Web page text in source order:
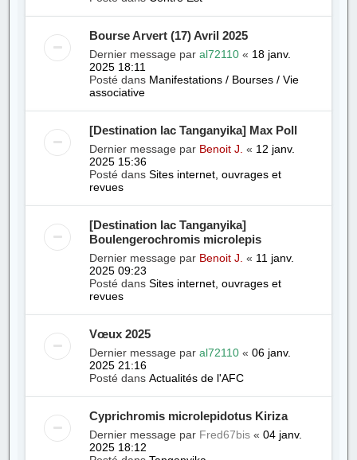
Bourse Arvert (17) Avril 2025
Dernier message paral72110 « 18 janv.
2025 18:11
Posté dans Manifestations / Bourses / Vie
associative
[Destination lac Tanganyika] Max Poll
Dernier message par Benoit J. « 12 janv.
2025 15:36
Posté dansSites internet, ouvrages et
revues
[Destination lac Tanganyika]
Boulengerochromis microlepis
Dernier message par Benoit J. « 11 janv.
2025 09:23
Posté dansSites internet, ouvrages et
revues
Vœux 2025
Dernier message paral72110 «06 janv.
2025 21:16
Posté dansActualités de l'AFC
Cyprichromis microlepidotus Kiriza
Dernier message par Fred67bis «04 janv.
2025 18:12